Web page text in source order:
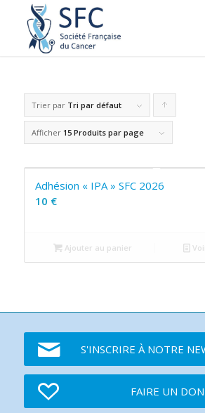
Trier par Tri par défaut
les
produits
Afficher 15 Produits par page
Adhésion « IPA » SFC 2026
10 €
Ajouter au panier
S'INSCRIRE À NOTRE
FAIRE UN DON